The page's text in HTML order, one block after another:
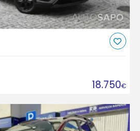
18.750€